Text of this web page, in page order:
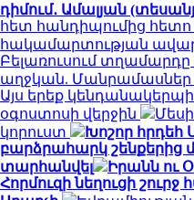
դիմում․ Ամալյան
հետ հանդիպումից հետո
հակամարտության
Բելառուսում
աղջկան. Մանրամասներ
Այս երեք
օգոստոսի վերջին
կորուստ
Խոշոր հրդեհ
բարձրահարկ շենքերից
տարհանվել
Իրանն ու
Հորմուզի նեղուցի շուրջ